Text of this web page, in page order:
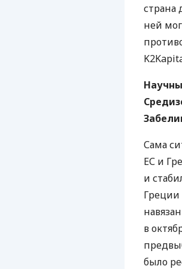
страна
ней
Сама
ЕС и
и
Греции
в
было